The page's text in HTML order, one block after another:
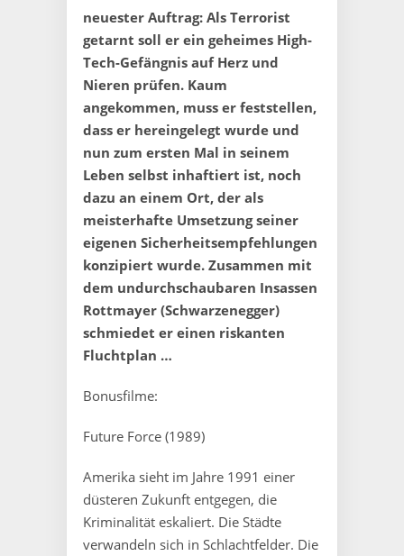
neuester Auftrag: Als Terrorist
getarnt soll er ein geheimes High-
Tech-Gefängnis auf Herz und
Nieren prüfen. Kaum
angekommen, muss er feststellen,
dass er hereingelegt wurde und
nun zum ersten Mal in seinem
Leben selbst inhaftiert ist, noch
dazu an einem Ort, der als
meisterhafte Umsetzung seiner
eigenen Sicherheitsempfehlungen
konzipiert wurde. Zusammen mit
dem undurchschaubaren Insassen
Rottmayer (Schwarzenegger)
schmiedet er einen riskanten
Fluchtplan …
Bonusfilme:
Future Force (1989)
Amerika sieht im Jahre 1991 einer
düsteren Zukunft entgegen, die
Kriminalität eskaliert. Die Städte
verwandeln sich in Schlachtfelder. Die